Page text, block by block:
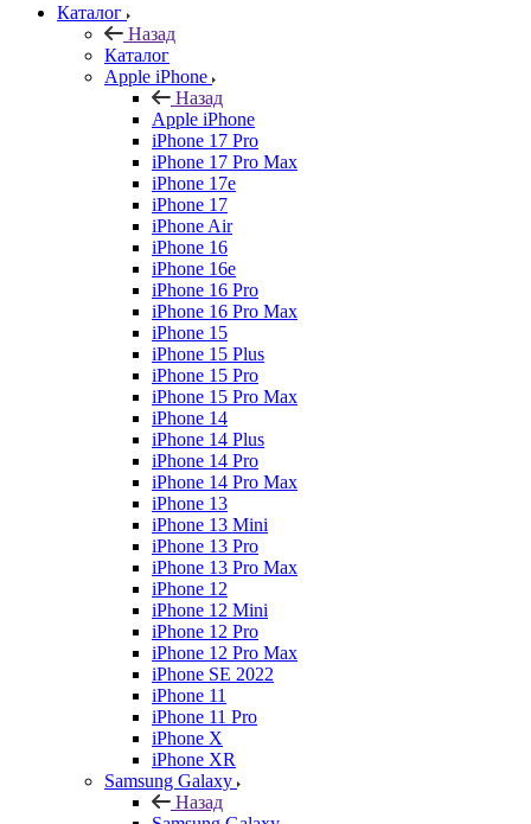
Каталог
Назад
Каталог
Apple iPhone
Назад
Apple iPhone
iPhone 17 Pro
iPhone 17 Pro Max
iPhone 17e
iPhone 17
iPhone Air
iPhone 16
iPhone 16e
iPhone 16 Pro
iPhone 16 Pro Max
iPhone 15
iPhone 15 Plus
iPhone 15 Pro
iPhone 15 Pro Max
iPhone 14
iPhone 14 Plus
iPhone 14 Pro
iPhone 14 Pro Max
iPhone 13
iPhone 13 Mini
iPhone 13 Pro
iPhone 13 Pro Max
iPhone 12
iPhone 12 Mini
iPhone 12 Pro
iPhone 12 Pro Max
iPhone SE 2022
iPhone 11
iPhone 11 Pro
iPhone X
iPhone XR
Samsung Galaxy
Назад